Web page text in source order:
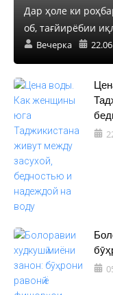
Дар ҳоле ки
об, тағйирёбии
Вечерка